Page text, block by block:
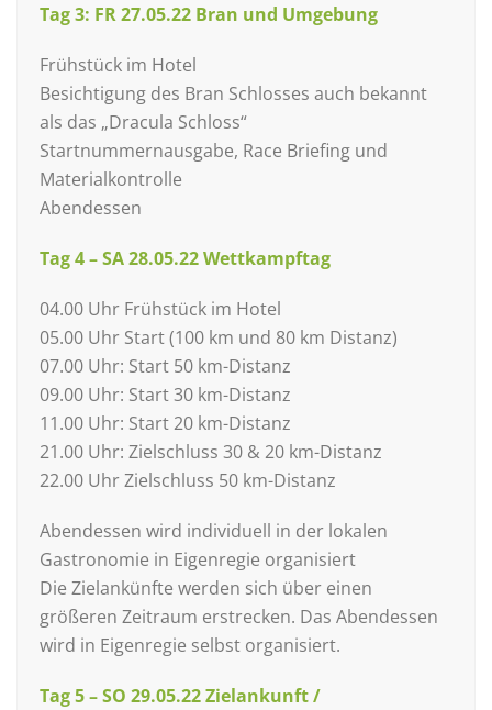
Tag 3: FR 27.05.22 Bran und Umgebung
Frühstück im Hotel
Besichtigung des Bran Schlosses auch bekannt
als das „Dracula Schloss“
Startnummernausgabe, Race Briefing und
Materialkontrolle
Abendessen
Tag 4 – SA 28.05.22 Wettkampftag
04.00 Uhr Frühstück im Hotel
05.00 Uhr Start (100 km und 80 km Distanz)
07.00 Uhr: Start 50 km-Distanz
09.00 Uhr: Start 30 km-Distanz
11.00 Uhr: Start 20 km-Distanz
21.00 Uhr: Zielschluss 30 & 20 km-Distanz
22.00 Uhr Zielschluss 50 km-Distanz
Abendessen wird individuell in der lokalen
Gastronomie in Eigenregie organisiert
Die Zielankünfte werden sich über einen
größeren Zeitraum erstrecken. Das Abendessen
wird in Eigenregie selbst organisiert.
Tag 5 – SO 29.05.22 Zielankunft /